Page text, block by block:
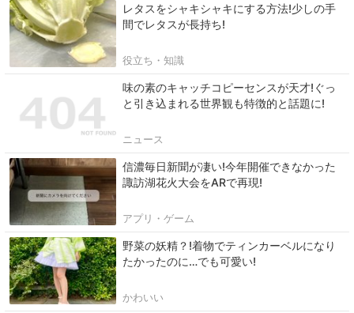
レタスをシャキシャキにする方法!少しの手
間でレタスが長持ち!
役立ち・知識
味の素のキャッチコピーセンスが天才!ぐっ
と引き込まれる世界観も特徴的と話題に!
ニュース
信濃毎日新聞が凄い!今年開催できなかった
諏訪湖花火大会をARで再現!
アプリ・ゲーム
野菜の妖精？!着物でティンカーベルになり
たかったのに…でも可愛い!
かわいい